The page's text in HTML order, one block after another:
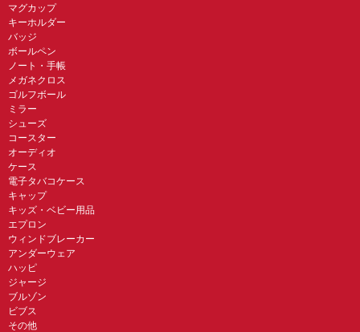
マグカップ
キーホルダー
バッジ
ボールペン
ノート・手帳
メガネクロス
ゴルフボール
ミラー
シューズ
コースター
オーディオ
ケース
電子タバコケース
キャップ
キッズ・ベビー用品
エプロン
ウィンドブレーカー
アンダーウェア
ハッピ
ジャージ
ブルゾン
ビブス
その他